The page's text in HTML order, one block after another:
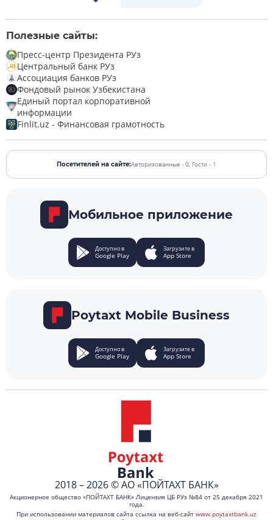
Полезные сайты:
Пресс-центр Президента РУз
Центральный банк РУз
Ассоциация банков РУз
Фондовый рынок Узбекистана
Единый портал корпоративной
информации
Finlit.uz - Финансовая грамотность
Посетителей на сайте:Авторизованные - 0, Гости - 1
Мобильное приложение
Доступно в
Google Play
Загрузите в
App Store
Poytaxt Mobile Business
Доступно в
Google Play
Загрузите в
App Store
2018 – 2026 © АО «ПОЙТАХТ БАНК»
Акционерное общество «ПОЙТАХТ БАНК» Лицензия ЦБ РУз №84 от 25 декабря 2021
года.
При использовании материалов сайта ссылка на веб-сайт www.poytaxtbank.uz